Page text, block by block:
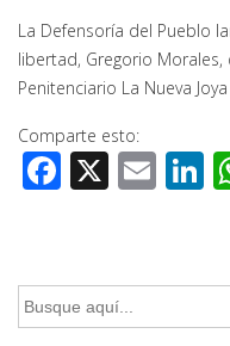
La Defensoría del Pueblo
libertad, Gregorio
Penitenciario La Nueva
Comparte esto:
Facebook
X
Buscar: